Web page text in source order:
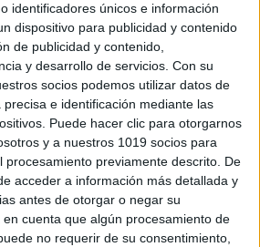
identificadores únicos e información
dispositivo para publicidad y contenido
de publicidad y contenido,
y desarrollo de servicios. Con su
socios podemos utilizar datos de
e identificación mediante las
Puede hacer clic para otorgarnos
y a nuestros 1019 socios para
procesamiento previamente descrito. De
acceder a información más detallada y
antes de otorgar o negar su
en cuenta que algún procesamiento de
no requerir de su consentimiento,
con laberintos
material perfecto para desarrollar
orientación espacial y la lógica
Con este cuaderno de
deberán guiarse entre formas